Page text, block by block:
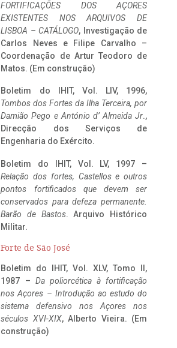
FORTIFICAÇÕES DOS AÇORES
EXISTENTES NOS ARQUIVOS DE
LISBOA – CATÁLOGO, Investigação de
Carlos Neves e Filipe Carvalho –
Coordenação de Artur Teodoro de
Matos. (Em construção)
Boletim do IHIT, Vol. LIV, 1996,
Tombos dos Fortes da Ilha Terceira, por
Damião Pego e António d’ Almeida Jr.,
Direcção dos Serviços de
Engenharia do Exército.
Boletim do IHIT, Vol. LV, 1997 –
Relação dos fortes, Castellos e outros
pontos fortificados que devem ser
conservados para defeza permanente.
Barão de Bastos. Arquivo Histórico
Militar.
Forte de São José
Boletim do IHIT, Vol. XLV, Tomo II,
1987 – Da poliorcética à fortificação
nos Açores – Introdução ao estudo do
sistema defensivo nos Açores nos
séculos XVI-XIX, Alberto Vieira. (Em
construção)